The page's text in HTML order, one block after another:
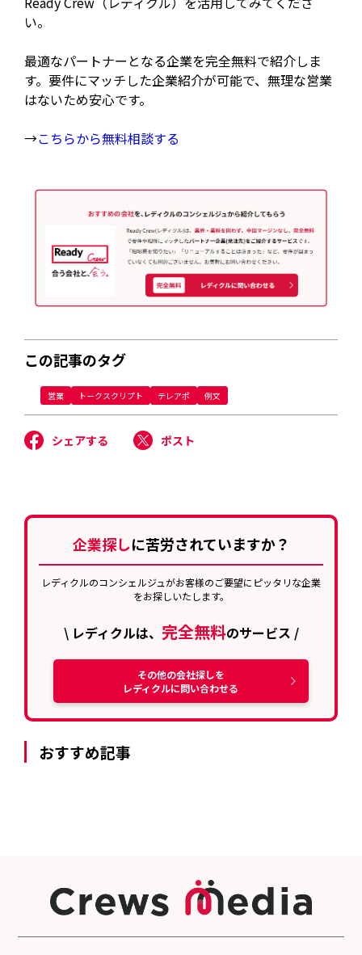
い。
最適なパートナーとなる企業を完全無料で紹介しま
す。要件にマッチした企業紹介が可能で、無理な営業
はないため安心です。
→こちらから無料相談する
この記事のタグ
営業 トークスクリプト テレアポ 例文
シェアする ポスト
企業探しに苦労されていますか？
レディクルのコンシェルジュがお客様のご要望にピッタリな企業
をお探しいたします。
\ レディクルは、 完全無料のサービス /
その他の会社探しを
レディクルに問い合わせる
おすすめ記事